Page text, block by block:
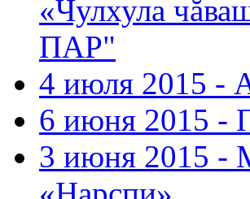
«Чулхула
ПАР"
4 июля 2015 -
6 июня 2015 -
3 июня 2015 -